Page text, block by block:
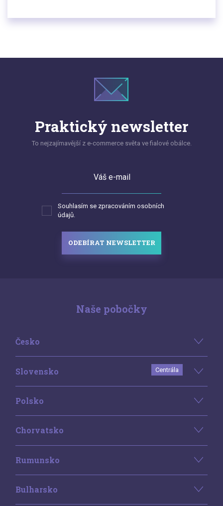
tímto krokem fakticky ihned otevřete celé zemi.
Praktický newsletter
To nejzajímavější z e-commerce světa ve fialové obálce.
Váš e-mail
Souhlasím se zpracováním osobních
údajů.
ODEBÍRAT NEWSLETTER
Naše pobočky
Česko
Slovensko Centrála
Polsko
Chorvatsko
Rumunsko
Bulharsko